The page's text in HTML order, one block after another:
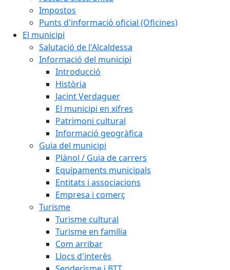
Impostos
Punts d'informació oficial (Oficines)
El municipi
Salutació de l'Alcaldessa
Informació del municipi
Introducció
Història
Jacint Verdaguer
El municipi en xifres
Patrimoni cultural
Informació geogràfica
Guia del municipi
Plànol / Guia de carrers
Equipaments municipals
Entitats i associacions
Empresa i comerç
Turisme
Turisme cultural
Turisme en família
Com arribar
Llocs d'interès